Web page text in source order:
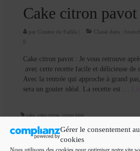
Gérer le consentement
cookies
Nous utilisons des cookies pour optimiser notre site
Cake citron pavot
par Cuisine de Fadila Classé dans : brunch
0
Cake citron pavot : Je vous retrouve
avec cette recette facile et délicieuse de
Avec la rentrée qui approche à grand
sera un gouter idéal. La recette est …
cake cake citron citron bled